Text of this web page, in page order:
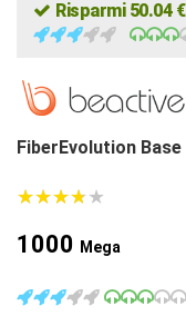
Risparmi 50.04 €
FiberEvolution Base
★★★★★
★★★★★
1000 Mega